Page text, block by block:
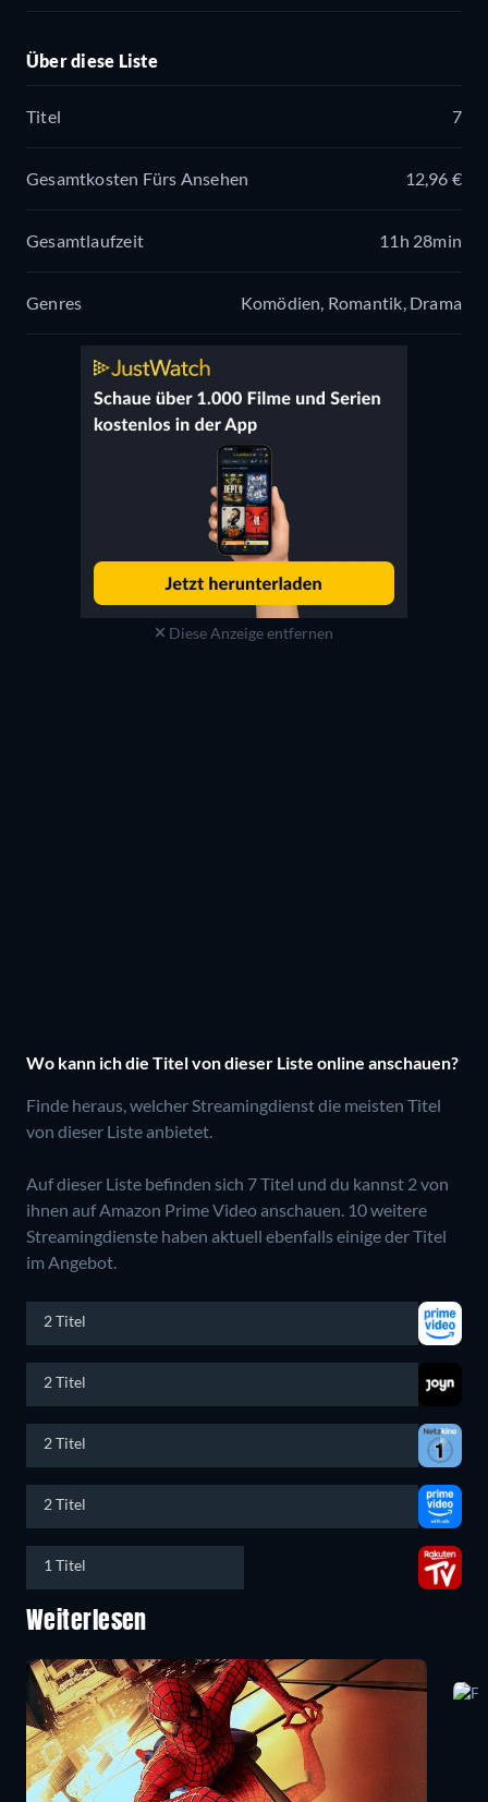
Über diese Liste
Titel 7
Gesamtkosten Fürs Ansehen 12,96 €
Gesamtlaufzeit 11h 28min
Genres Komödien, Romantik, Drama
Diese Anzeige entfernen
Wo kann ich die Titel von dieser Liste online anschauen?
Finde heraus, welcher Streamingdienst die meisten Titel
von dieser Liste anbietet.
Auf dieser Liste befinden sich 7 Titel und du kannst 2 von
ihnen auf Amazon Prime Video anschauen. 10 weitere
Streamingdienste haben aktuell ebenfalls einige der Titel
im Angebot.
2 Titel
2 Titel
2 Titel
2 Titel
1 Titel
Weiterlesen